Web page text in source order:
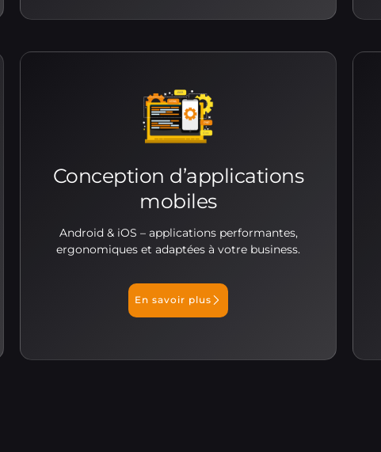
Conception d’applications
mobiles
Android & iOS – applications performantes,
ergonomiques et adaptées à votre business.
En savoir plus